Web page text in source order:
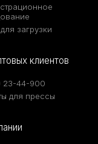
загрузки
клиентов
23-44-900
для прессы